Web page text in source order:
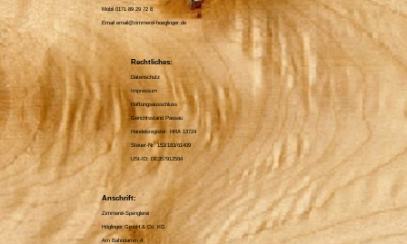
Mobil 0171 89 29 72 8
Email email@zimmerei-hoeglinger.de
Anschrift:
Zimmerei-Spenglerei
Höglinger GmbH & Co. KG
Am Bahndamm 4
Rechtliches:
Datenschutz
Impressum
Haftungsausschluss
Gerichtsstand Passau
Handelsregister: HRA 13724
Steuer-Nr: 153/183/61409
USt-ID: DE357912584